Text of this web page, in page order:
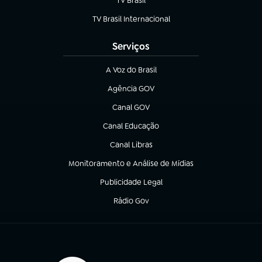
(abre em nova aba)
TV Brasil Internacional
(abre em nova aba)
Serviços
A Voz do Brasil
(abre em nova aba)
Agência GOV
(abre em nova aba)
Canal GOV
(abre em nova aba)
Canal Educação
(abre em nova aba)
Canal Libras
(abre em nova aba)
Monitoramento e Análise de Mídias
(abre em nova aba)
Publicidade Legal
(abre em nova aba)
Rádio Gov
(abre em nova aba)